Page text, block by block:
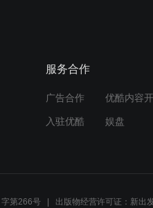
服务合作
广告合作 优酷内容
入驻优酷 娱盘
第266号 出版物经营许可证：新出